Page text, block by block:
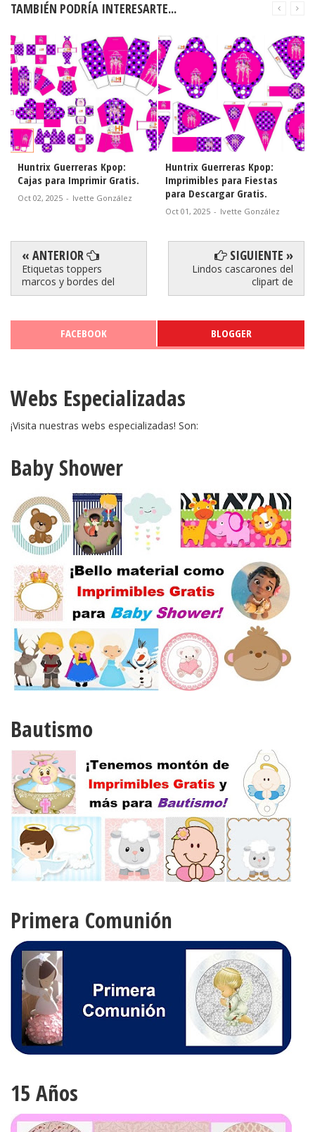
TAMBIÉN PODRÍA INTERESARTE...
Guerreras Kpop:
para Imprimir Gratis.
02, 2025 - Ivette González
Huntrix Guerreras Kpop:
Imprimibles para Fiestas
para Descargar Gratis.
Oct 01, 2025 - Ivette González
« ANTERIOR
Etiquetas toppers
marcos y bordes del
SIGUIENTE »
Lindos cascarones del
clipart de
FACEBOOK BLOGGER
Webs Especializadas
¡Visita nuestras webs especializadas! Son:
Baby Shower
Bautismo
Primera Comunión
15 Años